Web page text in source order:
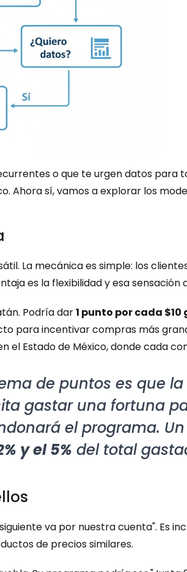
o que te urgen datos para
Ahora sí, vamos a explorar los
La mecánica es simple: los
es la flexibilidad y esa
Podría dar 1 punto por cada
para incentivar compras más
el Estado de México, donde cada
de puntos es que
gastar una fortuna
el programa.
y el 5% del total
va por nuestra cuenta". Es
de precios similares.